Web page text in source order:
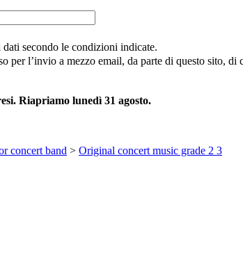
secondo le condizioni indicate.
per l’invio a mezzo email, da parte di questo sito,
Riapriamo lunedì 31 agosto.
concert band > Original concert music grade 2 3